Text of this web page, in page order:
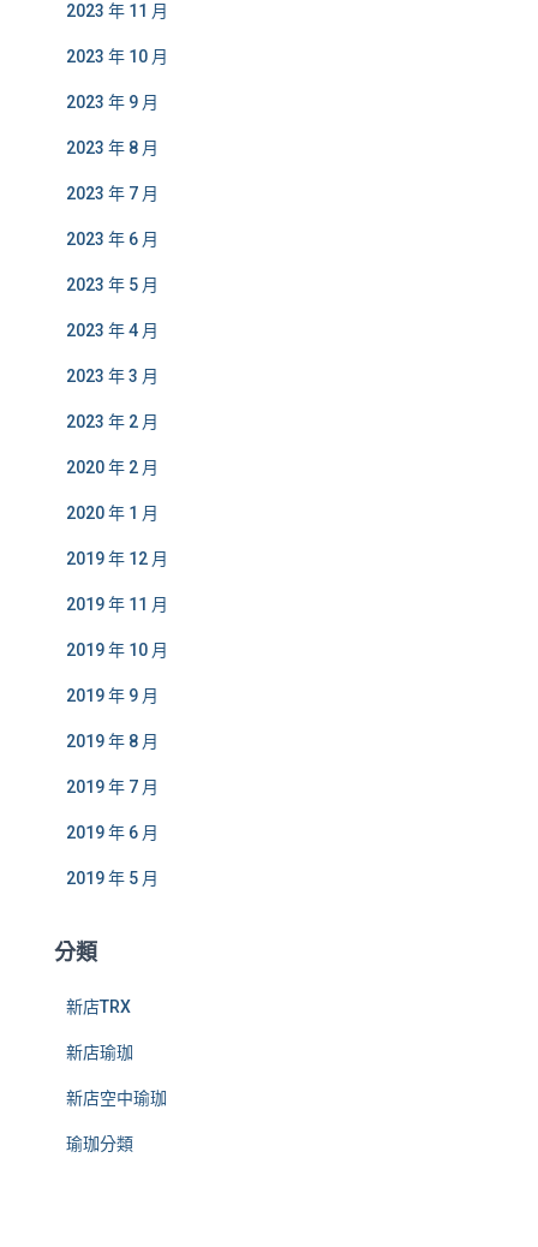
2023 年 11 月
2023 年 10 月
2023 年 9 月
2023 年 8 月
2023 年 7 月
2023 年 6 月
2023 年 5 月
2023 年 4 月
2023 年 3 月
2023 年 2 月
2020 年 2 月
2020 年 1 月
2019 年 12 月
2019 年 11 月
2019 年 10 月
2019 年 9 月
2019 年 8 月
2019 年 7 月
2019 年 6 月
2019 年 5 月
分類
新店TRX
新店瑜珈
新店空中瑜珈
瑜珈分類